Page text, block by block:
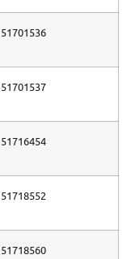
51701536
51701537
51716454
51718552
51718560